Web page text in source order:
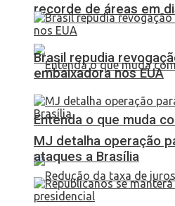
recorde de áreas em
Entenda o que muda
Brasil repudia
embaixadora nos EUA
MJ detalha operação
ataques a Brasília